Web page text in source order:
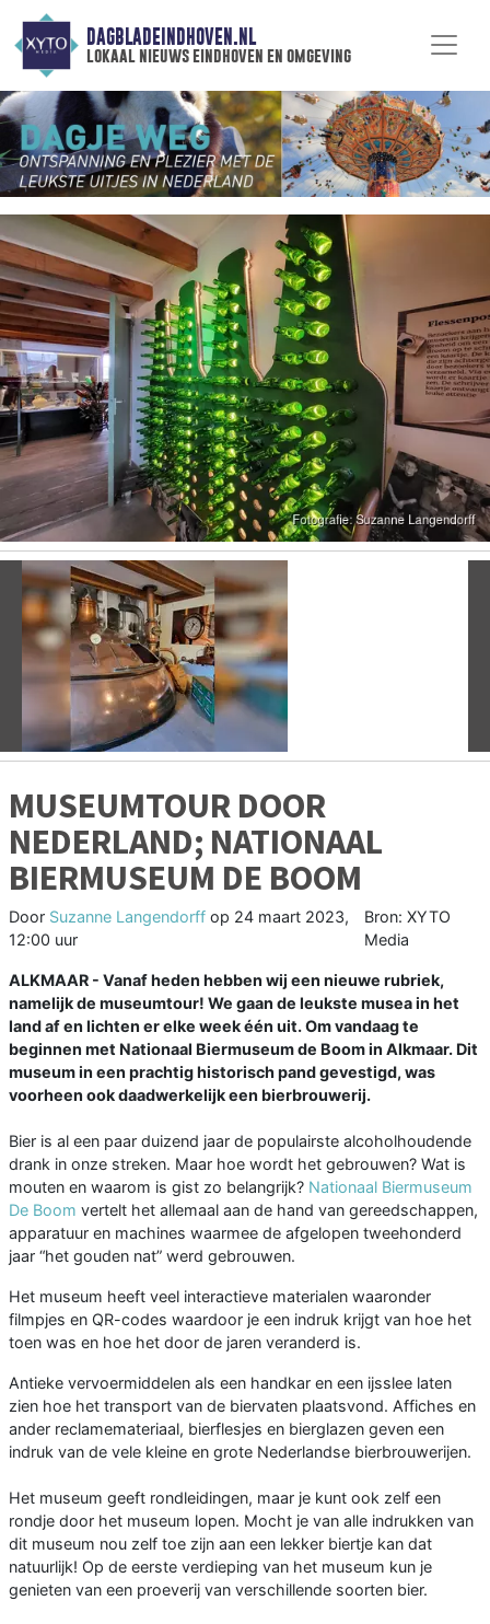
DAGBLADEINDHOVEN.NL
lokaal nieuws eindhoven en omgeving
MUSEUMTOUR DOOR
NEDERLAND; NATIONAAL
BIERMUSEUM DE BOOM
Door Suzanne Langendorff op 24 maart 2023,
12:00 uur
Bron: XYTO
Media
ALKMAAR - Vanaf heden hebben wij een nieuwe rubriek,
namelijk de museumtour! We gaan de leukste musea in het
land af en lichten er elke week één uit. Om vandaag te
beginnen met Nationaal Biermuseum de Boom in Alkmaar. Dit
museum in een prachtig historisch pand gevestigd, was
voorheen ook daadwerkelijk een bierbrouwerij.
Bier is al een paar duizend jaar de populairste alcoholhoudende
drank in onze streken. Maar hoe wordt het gebrouwen? Wat is
mouten en waarom is gist zo belangrijk? Nationaal Biermuseum
De Boom vertelt het allemaal aan de hand van gereedschappen,
apparatuur en machines waarmee de afgelopen tweehonderd
jaar “het gouden nat” werd gebrouwen.
Het museum heeft veel interactieve materialen waaronder
filmpjes en QR-codes waardoor je een indruk krijgt van hoe het
toen was en hoe het door de jaren veranderd is.
Antieke vervoermiddelen als een handkar en een ijsslee laten
zien hoe het transport van de biervaten plaatsvond. Affiches en
ander reclamemateriaal, bierflesjes en bierglazen geven een
indruk van de vele kleine en grote Nederlandse bierbrouwerijen.
Het museum geeft rondleidingen, maar je kunt ook zelf een
rondje door het museum lopen. Mocht je van alle indrukken van
dit museum nou zelf toe zijn aan een lekker biertje kan dat
natuurlijk! Op de eerste verdieping van het museum kun je
genieten van een proeverij van verschillende soorten bier.